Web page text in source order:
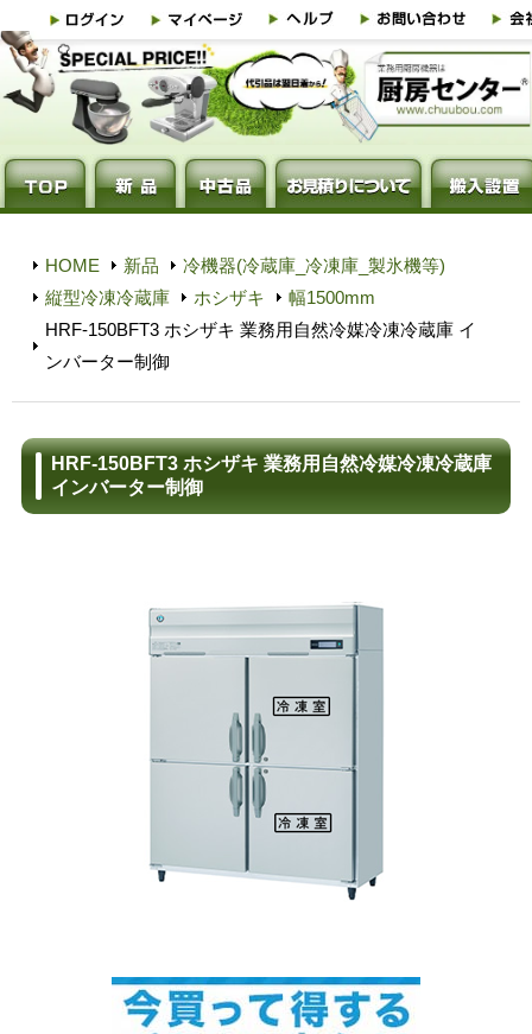
HOME 新品
冷機器(冷蔵庫_冷凍庫_製氷機等)
縦型冷凍冷蔵庫
ホシザキ
幅1500mm
HRF-150BFT3 ホシザキ 業務用自然冷媒冷凍冷蔵庫 イ
ンバーター制御
HRF-150BFT3 ホシザキ 業務用自然冷媒冷凍冷蔵庫
インバーター制御